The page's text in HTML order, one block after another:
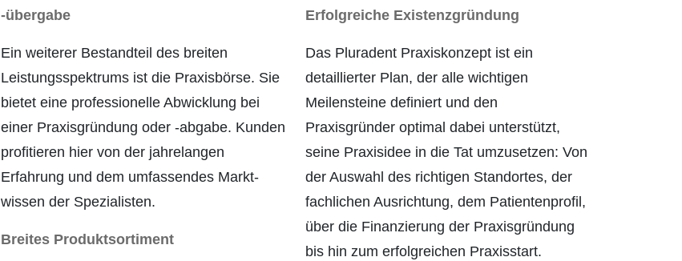
-übergabe
Ein weiterer Bestandteil des breiten
Leistungs­spektrums ist die Praxisbörse. Sie
bietet eine professionelle Abwicklung bei
einer Praxisgründung oder -abgabe. Kunden
profitieren hier von der jahrelangen
Erfahrung und dem umfassendes Markt­
wissen der Spezialisten.
Breites Produktsortiment
Erfolgreiche Existenzgründung
Das Pluradent Praxiskonzept ist ein
detaillierter Plan, der alle wichtigen
Meilensteine definiert und den
Praxisgründer optimal dabei unterstützt,
seine Praxisidee in die Tat umzusetzen: Von
der Auswahl des richtigen Standortes, der
fachlichen Ausrichtung, dem Patientenprofil,
über die Finanzierung der Praxisgründung
bis hin zum erfolgreichen Praxisstart.